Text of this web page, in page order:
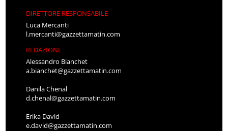
DIRETTORE RESPONSABILE
Luca Mercanti
l.mercanti@gazzettamatin.com
REDAZIONE
Alessandro Bianchet
a.bianchet@gazzettamatin.com
Danila Chenal
d.chenal@gazzettamatin.com
Erika David
e.david@gazzettamatin.com